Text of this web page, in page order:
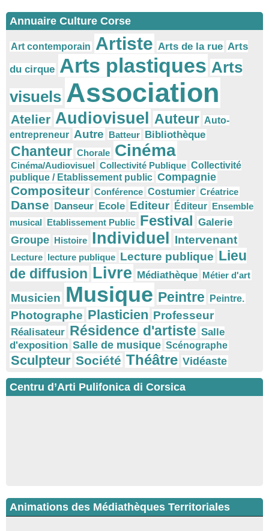
Annuaire Culture Corse
Art contemporain Artiste Arts de la rue Arts
du cirque Arts plastiques Arts
visuels Association
Atelier Audiovisuel Auteur Auto-
entrepreneur Autre Batteur Bibliothèque
Chanteur Chorale Cinéma
Cinéma/Audiovisuel Collectivité Publique Collectivité
publique / Etablissement public Compagnie
Compositeur Conférence Costumier Créatrice
Danse Danseur Ecole Editeur Éditeur Ensemble
musical Etablissement Public Festival Galerie
Groupe Histoire Individuel Intervenant
Lecture lecture publique Lecture publique Lieu
de diffusion Livre Médiathèque Métier d'art
Musicien Musique Peintre Peintre.
Photographe Plasticien Professeur
Réalisateur Résidence d'artiste Salle
d'exposition Salle de musique Scénographe
Sculpteur Société Théâtre Vidéaste
Centru d’Arti Pulifonica di Corsica
Animations des Médiathèques Territoriales